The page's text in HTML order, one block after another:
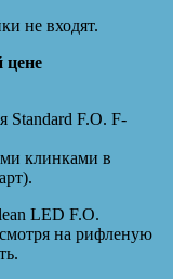
не входят.
цене
Standard F.O. F-
клинками в
LED F.O.
на рифленую